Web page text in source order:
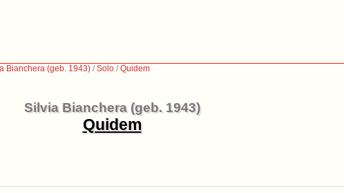
Bianchera (geb. 1943) /Solo /Quidem
Silvia Bianchera (geb. 1943)
Quidem